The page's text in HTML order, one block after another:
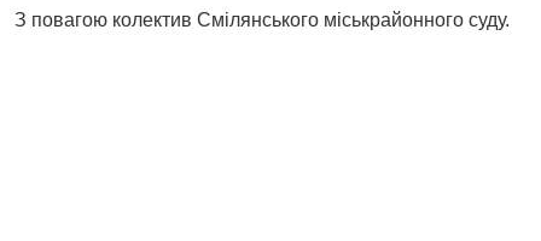
З повагою колектив Смілянського міськрайонного суду.